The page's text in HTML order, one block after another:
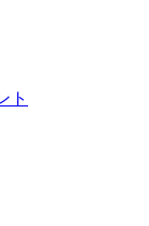
ト